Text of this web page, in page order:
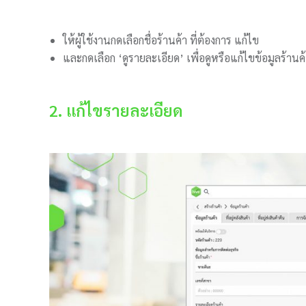
ให้ผู้ใช้งานกดเลือกชื่อร้านค้า ที่ต้องการ แก้ไข
และกดเลือก ‘ดูรายละเอียด’ เพื่อดูหรือแก้ไขข้อมูลร้าน
2. แก้ไขรายละเอียด